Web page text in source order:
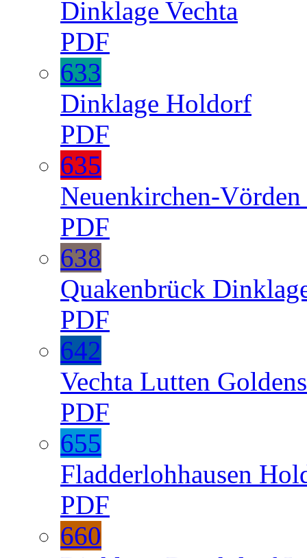
Dinklage Vechta
PDF
633
Dinklage Holdorf
PDF
635
Neuenkirchen-Vörden
PDF
638
Quakenbrück
PDF
642
Vechta Lutten
PDF
655
Fladderlohhausen
PDF
660